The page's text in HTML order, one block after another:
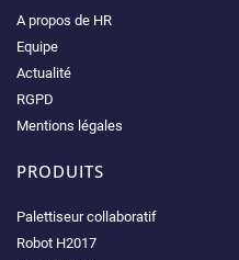
A propos de HR
Equipe
Actualité
RGPD
Mentions légales
PRODUITS
Palettiseur collaboratif
Robot H2017